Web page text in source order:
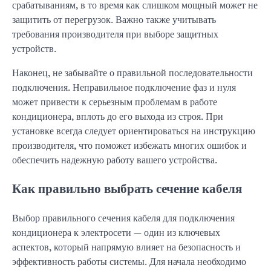
срабатываниям, в то время как слишком мощный может не
защитить от перегрузок. Важно также учитывать
требования производителя при выборе защитных
устройств.
Наконец, не забывайте о правильной последовательности
подключения. Неправильное подключение фаз и нуля
может привести к серьезным проблемам в работе
кондиционера, вплоть до его выхода из строя. При
установке всегда следует ориентироваться на инструкцию
производителя, что поможет избежать многих ошибок и
обеспечить надежную работу вашего устройства.
Как правильно выбрать сечение кабеля
Выбор правильного сечения кабеля для подключения
кондиционера к электросети — один из ключевых
аспектов, который напрямую влияет на безопасность и
эффективность работы системы. Для начала необходимо